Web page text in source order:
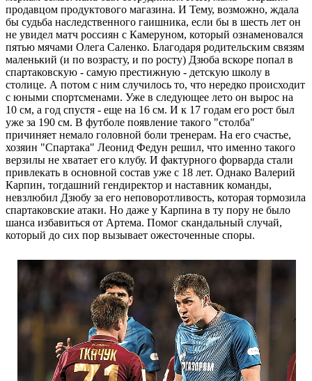
продавцом продуктового магазина. И Тему, возможно, ждала
бы судьба наследственного гаишника, если бы в шесть лет он
не увидел матч россиян с Камеруном, который ознаменовался
пятью мячами Олега Саленко. Благодаря родительским связям
маленький (и по возрасту, и по росту) Дзюба вскоре попал в
спартаковскую - самую престижную - детскую школу в
столице. А потом с ним случилось то, что нередко происходит
с юными спортсменами. Уже в следующее лето он вырос на
10 см, а год спустя - еще на 16 см. И к 17 годам его рост был
уже за 190 см. В футболе появление такого "столба"
причиняет немало головной боли тренерам. На его счастье,
хозяин "Спартака" Леонид Федун решил, что именно такого
верзилы не хватает его клубу. И фактурного форварда стали
привлекать в основной состав уже с 18 лет. Однако Валерий
Карпин, тогдашний гендиректор и наставник команды,
невзлюбил Дзюбу за его неповоротливость, которая тормозила
спартаковские атаки. Но даже у Карпина в ту пору не было
шанса избавиться от Артема. Помог скандальный случай,
который до сих пор вызывает ожесточенные споры.